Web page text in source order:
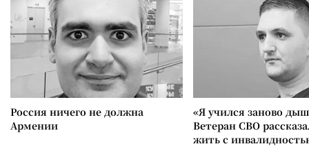
Россия ничего не должна
Армении
«Я учился заново
Ветеран СВО
жить с